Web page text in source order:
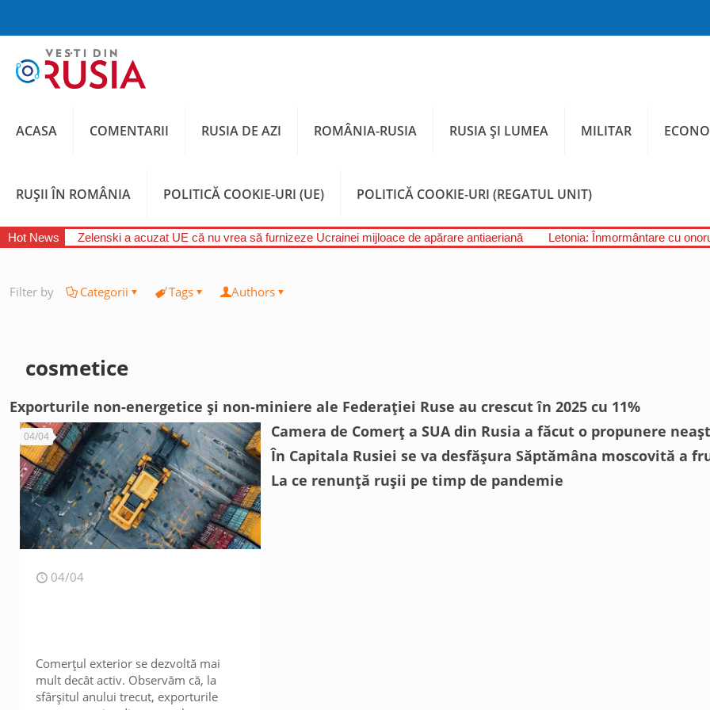
ACASA COMENTARII RUSIA DE AZI ROMÂNIA-RUSIA RUSIA ȘI LUMEA MILITAR
RUȘII ÎN ROMÂNIA POLITICĂ COOKIE-URI (UE) POLITICĂ COOKIE-URI (REGATUL UNIT)
Hot News Zelenski a acuzat UE că nu vrea să furnizeze Ucrainei mijloace de apărare antiaeriană Letonia: Înmormântare cu
Filter by Categorii Tags Authors
cosmetice
Exporturile non-energetice și non-miniere ale Federației Ruse au crescut în 2025 cu 11%
04/04
04/04
Comerțul exterior se dezvoltă mai
mult decât activ. Observăm că, la
sfârșitul anului trecut, exporturile
Camera de Comerț a SUA din Rusia a făcut o propunere
În Capitala Rusiei se va desfășura Săptămâna moscovită a
La ce renunță rușii pe timp de pandemie